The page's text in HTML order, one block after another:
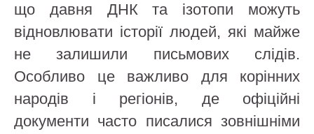
що давня ДНК та ізотопи можуть
відновлювати історії людей, які майже
не залишили письмових слідів.
Особливо це важливо для корінних
народів і регіонів, де офіційні
документи часто писалися зовнішніми